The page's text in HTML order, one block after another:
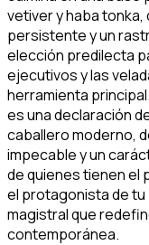
vetiver y haba tonka,
persistente y un
elección predilecta
ejecutivos y las
herramienta
es una declaración
caballero moderno,
impecable y un
de quienes tienen el
el protagonista de
magistral que
contemporánea.